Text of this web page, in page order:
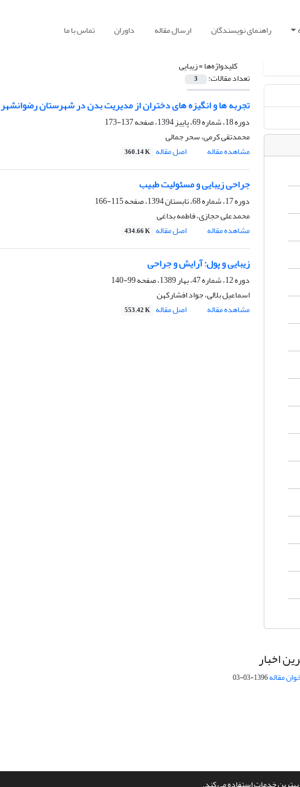
راهنمای نویسندگان ارسال مقاله داوران تماس با ما
کلیدواژه‌ها =زیبایی
تعداد مقالات: 3
تجربه ها و انگیزه های دختران از مدیریت بدن در شهرستان رضوانشهر
دوره 18، شماره 69، پاییز 1394، صفحه
137-173
محمدتقی کرمی، سحر جمالی
مشاهده مقاله
اصل مقاله 360.14 K
جراحی زیبایی و مسئولیت طبیب
دوره 17، شماره 68، تابستان 1394، صفحه
115-166
محمدعلی حجازی، فاطمه بداغی
مشاهده مقاله
اصل مقاله 434.66 K
زیبایی و پول: آرایش و جراحی
دوره 12، شماره 47، بهار 1389، صفحه
99-140
اسماعیل بلالی، جواد افشارکهن
مشاهده مقاله
اصل مقاله 553.42 K
اخبار
مقاله1396-03-03
ازسیناوب